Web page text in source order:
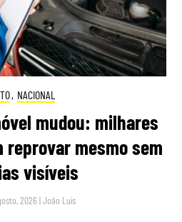
, NACIONAL
mudou: milhares
reprovar mesmo sem
visíveis
2026 |João Luís